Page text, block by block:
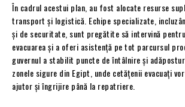
În cadrul acestui plan, au fost alocate resurse
transport și logistică. Echipe specializate,
și de securitate, sunt pregătite să intervină
evacuarea și a oferi asistență pe tot parcursul
guvernul a stabilit puncte de întâlnire și
zonele sigure din Egipt, unde cetățenii evacuați
ajutor și îngrijire până la repatriere.